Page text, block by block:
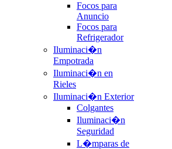
Focos para
Anuncio
Focos para
Refrigerador
Iluminaci�n
Empotrada
Iluminaci�n en
Rieles
Iluminaci�n Exterior
Colgantes
Iluminaci�n
Seguridad
L�mparas de